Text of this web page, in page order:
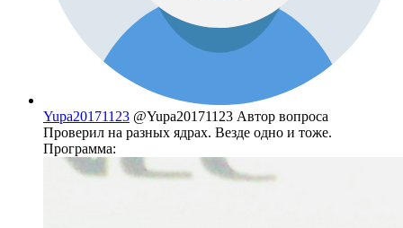
Yupa20171123 @Yupa20171123 Автор вопроса
Проверил на разных ядрах. Везде одно и тоже.
Программа: